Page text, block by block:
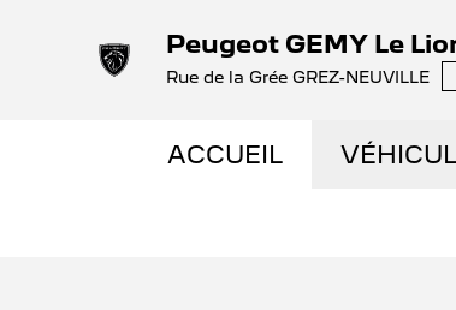
Peugeot GEMY Le
Rue de la Grée GREZ-NEUVILLE
ACCUEIL
NOS